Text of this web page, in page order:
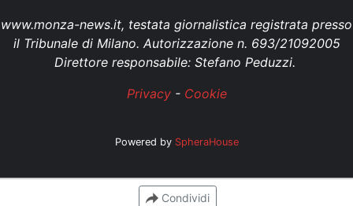
www.monza-news.it, testata giornalistica registrata presso
il Tribunale di Milano. Autorizzazione n. 693/21092005
Direttore responsabile: Stefano Peduzzi.
Privacy- Cookie
Powered by SpheraHouse
Condividi